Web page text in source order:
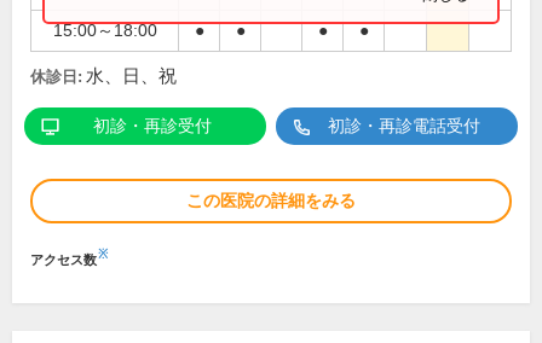
15:00～18:00 ● ● ● ●
休診日: 水、日、祝
初診・再診受付 初診・再診電話受付
この医院の詳細をみる
アクセス数※